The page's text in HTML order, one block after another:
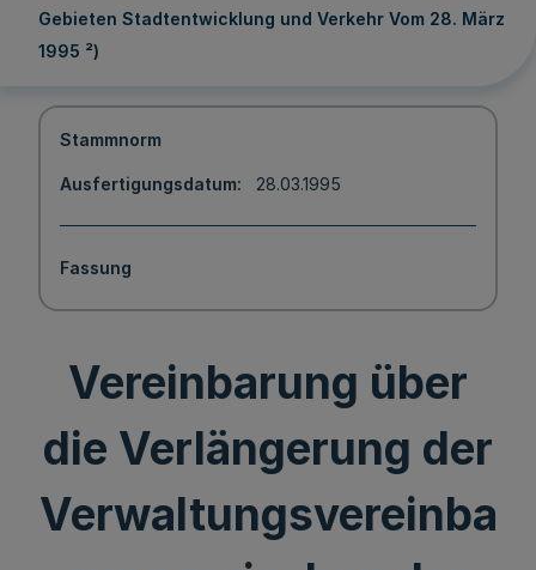
Gebieten Stadtentwicklung und Verkehr Vom 28. März
1995 ²)
Stammnorm
Ausfertigungsdatum 28.03.1995
Fassung
Vereinbarung über
die Verlängerung der
Verwaltungsvereinba